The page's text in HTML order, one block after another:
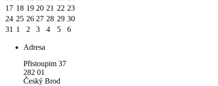
17 18 19 20 21 22 23
24 25 26 27 28 29 30
31 1 2 3 4 5 6
Adresa
Přistoupim 37
282 01
Český Brod